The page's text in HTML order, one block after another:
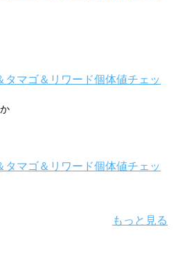
タマゴ＆リワード個体値チェッ
タマゴ＆リワード個体値チェッ
もっと見る